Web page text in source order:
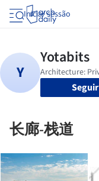
Iniciar sessão
Seguir
长廊-栈道